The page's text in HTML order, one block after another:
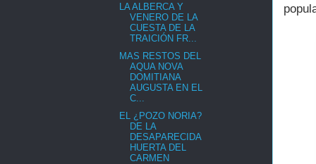
LA ALBERCA Y
VENERO DE LA
CUESTA DE LA
TRAICIÓN FR...
MAS RESTOS DEL
AQUA NOVA
DOMITIANA
AUGUSTA EN EL
C...
EL ¿POZO NORIA?
DE LA
DESAPARECIDA
HUERTA DEL
CARMEN